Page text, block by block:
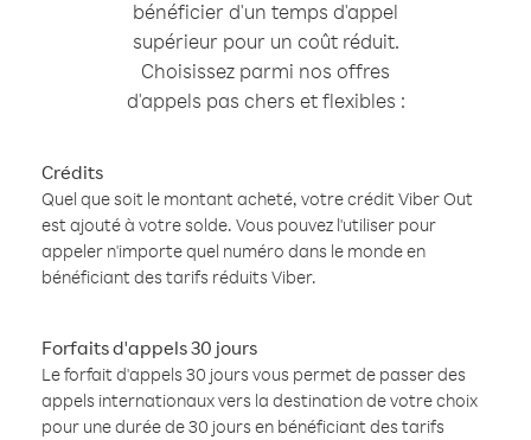
bénéficier d'un temps d'appel
supérieur pour un coût réduit.
Choisissez parmi nos offres
d'appels pas chers et flexibles :
Crédits
Quel que soit le montant acheté, votre crédit Viber Out
est ajouté à votre solde. Vous pouvez l'utiliser pour
appeler n'importe quel numéro dans le monde en
bénéficiant des tarifs réduits Viber.
Forfaits d'appels 30 jours
Le forfait d'appels 30 jours vous permet de passer des
appels internationaux vers la destination de votre choix
pour une durée de 30 jours en bénéficiant des tarifs